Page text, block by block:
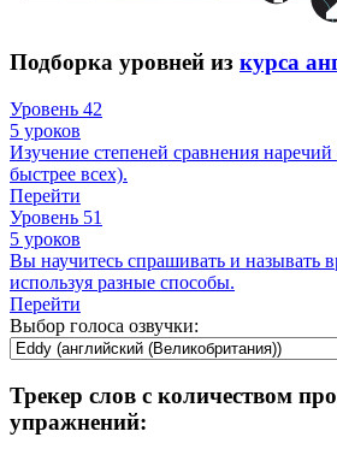
Подборка уровней из курса
Уровень 42
5 уроков
Изучение степеней сравнения
быстрее всех).
Перейти
Уровень 51
5 уроков
Вы научитесь спрашивать и называть
используя разные способы.
Перейти
Выбор голоса озвучки:
Трекер слов с количеством
упражнений: